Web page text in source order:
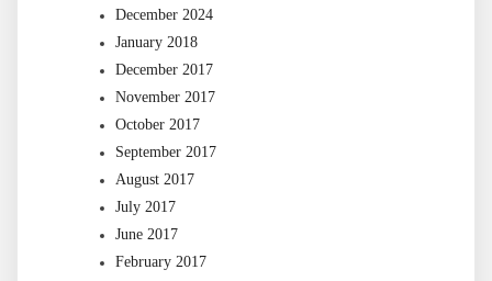
December 2024
January 2018
December 2017
November 2017
October 2017
September 2017
August 2017
July 2017
June 2017
February 2017